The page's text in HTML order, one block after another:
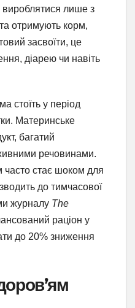
лише з
отримують корм,
засвоїти, це
діарею чи навіть
стоїть у період
Материнське
багатий
речовинами.
часто стає шоком для
до тимчасової
журналу The
раціон у
до 20% зниження